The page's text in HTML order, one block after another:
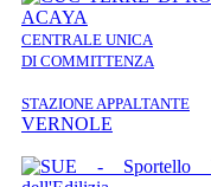
CENTRALE UNICA
DI COMMITTENZA
STAZIONE APPALTANTE
VERNOLE